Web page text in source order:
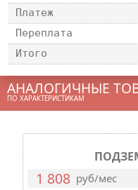
Платеж
Переплата
Итого
АНАЛОГИЧНЫЕ
ПО ХАРАКТЕРИСТИКАМ
1 808 руб/мес